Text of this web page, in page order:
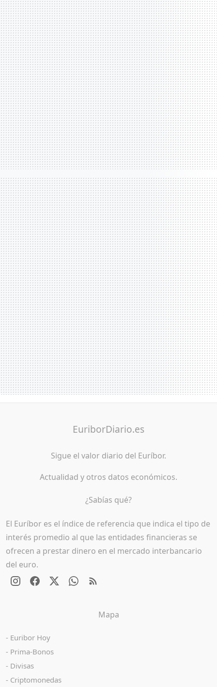
EuriborDiario.es
Sigue el valor diario del Euríbor.
Actualidad y otros datos económicos.
Mapa
Euribor Hoy
Prima-Bonos
Divisas
Criptomonedas
¿Sabías qué?
El Euríbor es el índice de referencia que indica el tipo de
interés promedio al que las entidades financieras se
ofrecen a prestar dinero en el mercado interbancario
del euro.